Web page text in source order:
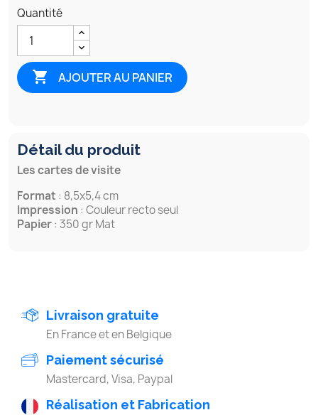
Quantité
 AJOUTER AU PANIER
Détail du produit
Les cartes de visite
Format : 8,5x5,4 cm
Impression : Couleur recto seul
Papier: 350 gr Mat
Livraison gratuite
En France et en Belgique
Paiement sécurisé
Mastercard, Visa, Paypal
Réalisation et Fabrication